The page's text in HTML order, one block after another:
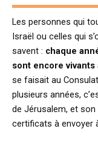
Les personnes qui
Israël ou celles qui
savent : chaque
sont encore vivants
se faisait au
plusieurs années,
de Jérusalem, et son
certificats à envoyer